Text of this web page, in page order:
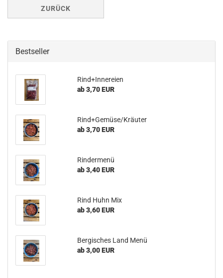
ZURÜCK
Bestseller
Rind+Innereien
ab 3,70 EUR
Rind+Gemüse/Kräuter
ab 3,70 EUR
Rindermenü
ab 3,40 EUR
Rind Huhn Mix
ab 3,60 EUR
Bergisches Land Menü
ab 3,00 EUR